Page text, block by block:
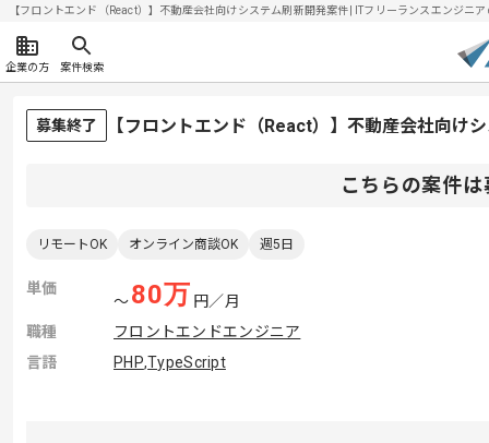
【フロントエンド（React）】不動産会社向けシステム刷新開発案件| ITフリーランスエンジ
企業の方 案件検索
募集終了 【フロントエンド（React）】不動産会社向け
こちらの案件
リモートOK オンライン商談OK 週5日
単価
〜80万 円／月
職種
フロントエンドエンジニア
言語
PHP,TypeScript